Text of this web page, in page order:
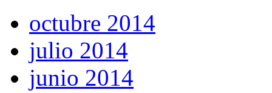
octubre 2014
julio 2014
junio 2014